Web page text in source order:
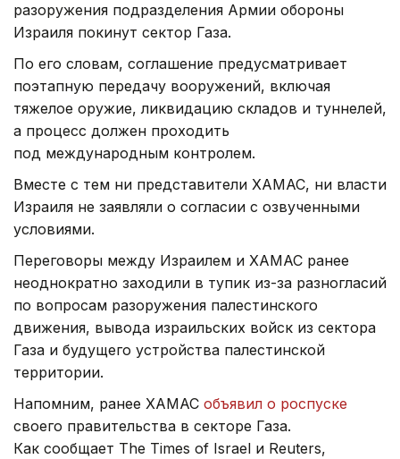
разоружения подразделения Армии обороны
Израиля покинут сектор Газа.
По его словам, соглашение предусматривает
поэтапную передачу вооружений, включая
тяжелое оружие, ликвидацию складов и туннелей,
а процесс должен проходить
под международным контролем.
Вместе с тем ни представители ХАМАС, ни власти
Израиля не заявляли о согласии с озвученными
условиями.
Переговоры между Израилем и ХАМАС ранее
неоднократно заходили в тупик из-за разногласий
по вопросам разоружения палестинского
движения, вывода израильских войск из сектора
Газа и будущего устройства палестинской
территории.
Напомним, ранее ХАМАС объявил о роспуске
своего правительства в секторе Газа.
Как сообщает The Times of Israel и Reuters,